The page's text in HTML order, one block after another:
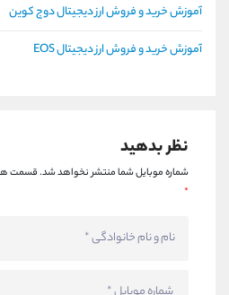
آموزش خرید و فروش ارز دیجیتال دوج کوین
آموزش خرید و فروش ارز دیجیتال EOS
نظر بدهید
شماره موبایل شما منتشر نخواهد شد.قسمت
*